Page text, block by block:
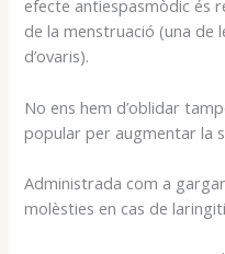
efecte antiespasmòdic és
de la menstruació (una de
d’ovaris).
No ens hem d’oblidar
popular per augmentar la
Administrada com a
molèsties en cas de